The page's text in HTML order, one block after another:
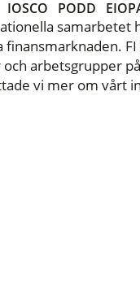
IOSCO PODD
samarbetet
finansmarknaden.
arbetsgrupper
vi mer om vårt